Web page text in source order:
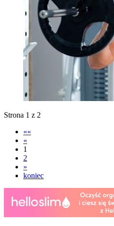
Strona 1 z 2
««
«
1
2
»
koniec